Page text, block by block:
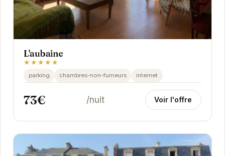
L'aubaine
★★★★★
parking chambres-non-fumeurs internet
73€ /nuit Voir l'offre